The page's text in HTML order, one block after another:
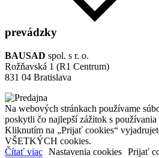
prevádzky
BAUSAD spol. s r. o.
Rožňavská 1 (R1 Centrum)
831 04 Bratislava
Na webových stránkach používame
poskytli čo najlepší zážitok s
Kliknutím na „Prijať cookies“
VŠETKÝCH cookies.
Čítať viac Nastavenia cookies Prijať